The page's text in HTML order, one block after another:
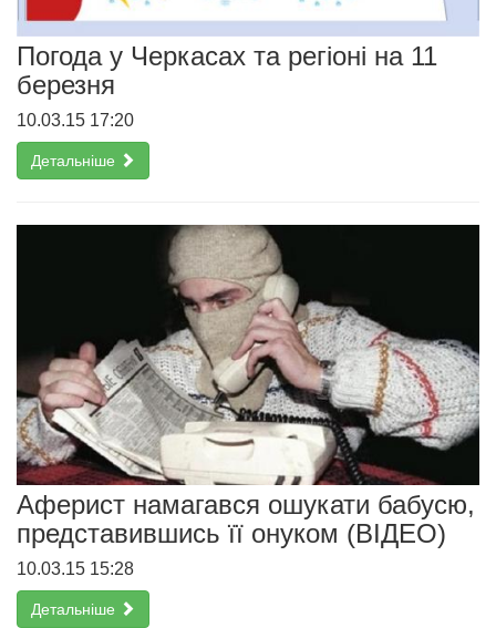
Погода у Черкасах та регіоні на 11
березня
10.03.15 17:20
Детальніше
Аферист намагався ошукати бабусю,
представившись її онуком (ВІДЕО)
10.03.15 15:28
Детальніше